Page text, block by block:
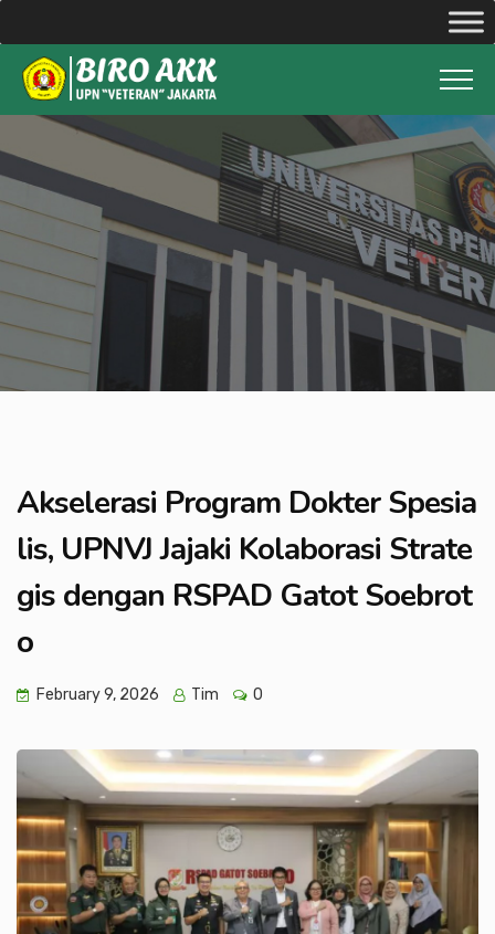
Akselerasi Program Dokter Spesia
lis, UPNVJ Jajaki Kolaborasi Strate
gis dengan RSPAD Gatot Soebrot
o
February 9, 2026 Tim 0